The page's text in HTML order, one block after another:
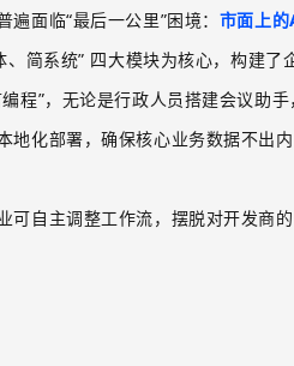
遍面临“最后一公里”困境： 市面上的
、简系统” 四大模块为核心，构建了
程”，无论是行政人员搭建会议助
地化部署，确保核心业务数据不出
可自主调整工作流，摆脱对开发商